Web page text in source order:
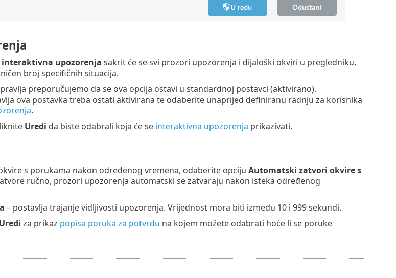
interaktivna upozorenja sakrit će se svi prozori upozorenja i dijaloški okviri u pregledniku,
broj specifičnih situacija.
preporučujemo da se ova opcija ostavi u standardnoj postavci (aktivirano).
ova postavka treba ostati aktivirana te odaberite unaprijed definiranu radnju za korisnika
.
Uredi da biste odabrali koja će se interaktivna upozorenja prikazivati.
s porukama nakon određenog vremena, odaberite opciju Automatski zatvori okvire s
ručno, prozori upozorenja automatski se zatvaraju nakon isteka određenog
– postavlja trajanje vidljivosti upozorenja. Vrijednost mora biti između 10 i 999 sekundi.
Uredi za prikaz popisa poruka za potvrdu na kojem možete odabrati hoće li se poruke